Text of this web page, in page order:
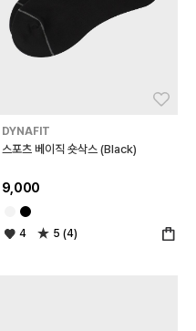
DYNAFIT
스포츠 베이직 숏삭스 (Black)
9,000
4 5 (4)